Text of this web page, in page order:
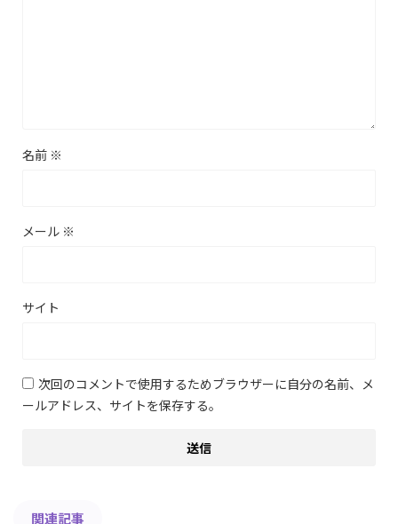
名前 ※
メール ※
サイト
次回のコメントで使用するためブラウザーに自分の名前、メ
ールアドレス、サイトを保存する。
関連記事